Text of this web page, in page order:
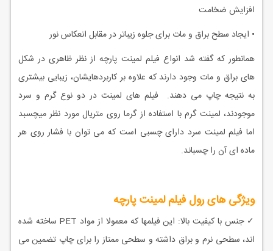
افزایش ضخامت
• ایجاد سطح براق و مات برای جلوه زیباتر در مقابل انعكاس نور
همانطور که گفته شد انواع فیلم لمینت پارچه از نظر ظاهری در شکل
های براق و مات وجود دارند که علاوه بر کاربردهایشان، زیبایی بیشتری
به نتیجه چاپ می دهند. فیلم های لمینت در دو نوع گرم و سرد
موجودند، لمینت گرم با استفاده از گرما روی متریال مورد نظر میچسبد
اما فیلم لمینت سرد دارای چسبی است که می توان با فشار روی هر
ماده ای آن را چسباند.
ویژگی های رول فیلم لمینت پارچه
✓ جنس با کیفیت بالا: این فیلمها که معمولا از مواد PET ساخته شده
اند، سطحی نرم و براق داشته و سطحی ممتاز را برای چاپ تضمین می